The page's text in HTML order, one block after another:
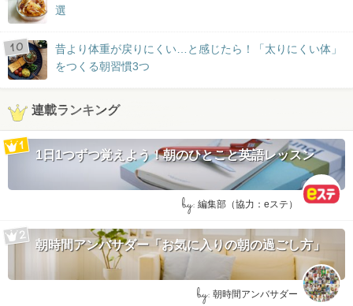
選
昔より体重が戻りにくい…と感じたら！「太りにくい体」
をつくる朝習慣3つ
連載ランキング
1日1つずつ覚えよう！朝のひとこと英語レッスン
by: 編集部（協力：eステ）
朝時間アンバサダー「お気に入りの朝の過ごし方」
by: 朝時間アンバサダー